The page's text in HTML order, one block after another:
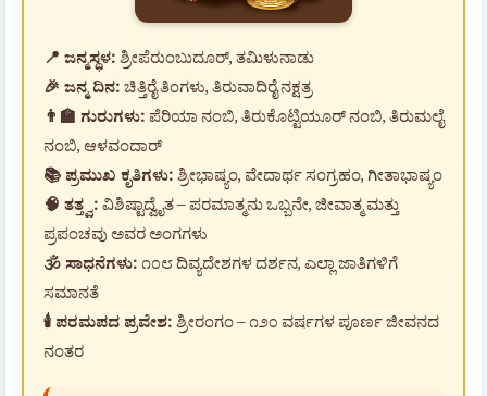
📍 ಜನ್ಮಸ್ಥಳ:ಶ್ರೀಪೆರುಂಬುದೂರ್, ತಮಿಳುನಾಡು
🎉 ಜನ್ಮ ದಿನ:ಚಿತ್ತಿರೈ ತಿಂಗಳು, ತಿರುವಾದಿರೈ ನಕ್ಷತ್ರ
👨‍🏫 ಗುರುಗಳು:ಪೆರಿಯಾ ನಂಬಿ, ತಿರುಕೊಟ್ಟಿಯೂರ್ ನಂಬಿ, ತಿರುಮಲೈ
ನಂಬಿ, ಆಳವಂದಾರ್
📚 ಪ್ರಮುಖ ಕೃತಿಗಳು:ಶ್ರೀಭಾಷ್ಯಂ, ವೇದಾರ್ಥ ಸಂಗ್ರಹಂ, ಗೀತಾಭಾಷ್ಯಂ
🧠 ತತ್ತ್ವ:ವಿಶಿಷ್ಟಾದ್ವೈತ – ಪರಮಾತ್ಮನು ಒಬ್ಬನೇ, ಜೀವಾತ್ಮ ಮತ್ತು
ಪ್ರಪಂಚವು ಅವರ ಅಂಗಗಳು
🕉️ ಸಾಧನೆಗಳು:೧೦೮ ದಿವ್ಯದೇಶಗಳ ದರ್ಶನ, ಎಲ್ಲಾ ಜಾತಿಗಳಿಗೆ
ಸಮಾನತೆ
🕯️ ಪರಮಪದ ಪ್ರವೇಶ:ಶ್ರೀರಂಗಂ – ೧೨೦ ವರ್ಷಗಳ ಪೂರ್ಣ ಜೀವನದ
ನಂತರ